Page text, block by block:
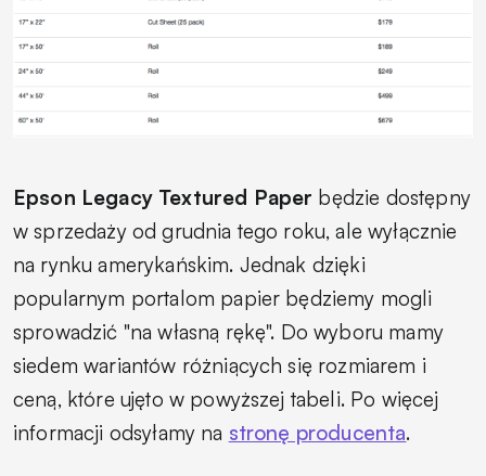
Epson Legacy Textured Paper będzie dostępny
w sprzedaży od grudnia tego roku, ale wyłącznie
na rynku amerykańskim. Jednak dzięki
popularnym portalom papier będziemy mogli
sprowadzić "na własną rękę". Do wyboru mamy
siedem wariantów różniących się rozmiarem i
ceną, które ujęto w powyższej tabeli. Po więcej
informacji odsyłamy na stronę producenta.